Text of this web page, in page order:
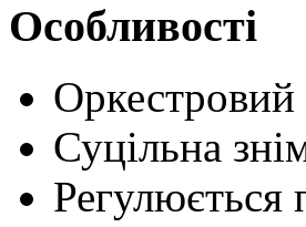
Особливості
Суцільна
Регулюється